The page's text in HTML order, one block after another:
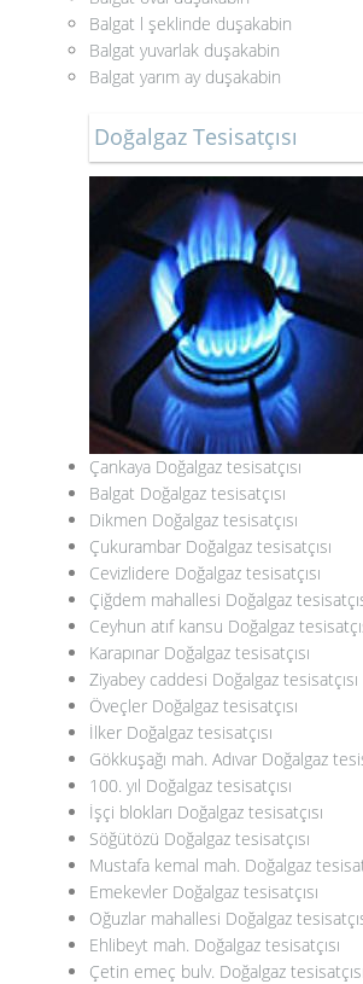
Balgat l şeklinde duşakabin
Balgat yuvarlak duşakabin
Balgat yarım ay duşakabin
Doğalgaz Tesisatçısı
Çankaya Doğalgaz tesisatçısı
Balgat Doğalgaz tesisatçısı
Dikmen Doğalgaz tesisatçısı
Çukurambar Doğalgaz tesisatçısı
Cevizlidere Doğalgaz tesisatçısı
Çiğdem mahallesi Doğalgaz
Ceyhun atıf kansu Doğalgaz
Karapınar Doğalgaz tesisatçısı
Ziyabey caddesi Doğalgaz tesisatçısı
Öveçler Doğalgaz tesisatçısı
İlker Doğalgaz tesisatçısı
Gökkuşağı mah. Adıvar Doğalgaz
100. yıl Doğalgaz tesisatçısı
İşçi blokları Doğalgaz tesisatçısı
Söğütözü Doğalgaz tesisatçısı
Mustafa kemal mah. Doğalgaz
Emekevler Doğalgaz tesisatçısı
Oğuzlar mahallesi Doğalgaz
Ehlibeyt mah. Doğalgaz tesisatçısı
Çetin emeç bulv. Doğalgaz tesisatçısı